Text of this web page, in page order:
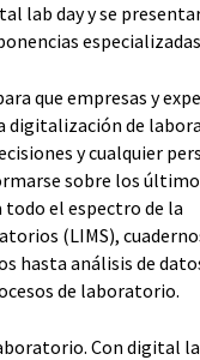
lab day y se
que empresas y
digitalización de
y cualquier
sobre los
todo el espectro de la
(LIMS),
hasta análisis de
de laboratorio.
Con digital